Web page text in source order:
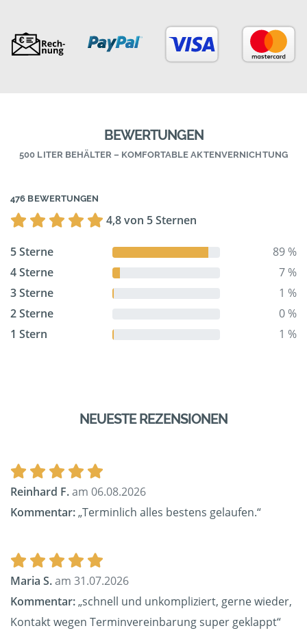
BEWERTUNGEN
500 LITER BEHÄLTER – KOMFORTABLE AKTENVERNICHTUNG
476 BEWERTUNGEN
4,8 von 5 Sternen
5 Sterne
89 %
4 Sterne
7 %
3 Sterne
1 %
2 Sterne
0 %
1 Stern
1 %
NEUESTE REZENSIONEN
Reinhard F.am 06.08.2026
Kommentar:„Terminlich alles bestens gelaufen.“
Maria S.am 31.07.2026
Kommentar:„schnell und unkompliziert, gerne wieder,
Kontakt wegen Terminvereinbarung super geklappt“